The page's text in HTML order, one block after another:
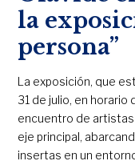
la
persona”
La exposición, que
31 de julio, en horario
encuentro de
eje principal,
insertas en un